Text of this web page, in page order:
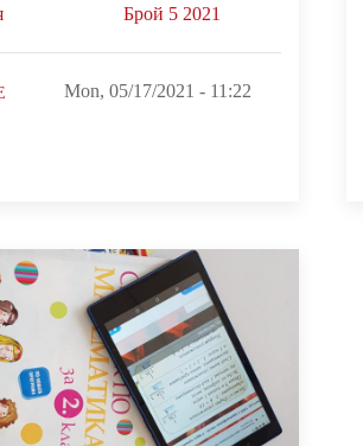
Брой 5 2021
Mon, 05/17/2021 - 11:22